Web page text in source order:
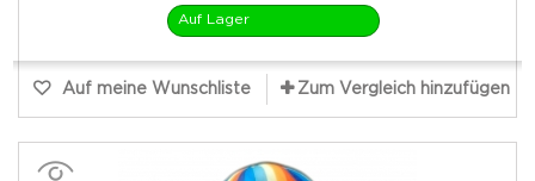
Auf Lager
Auf meine Wunschliste Zum Vergleich hinzufügen